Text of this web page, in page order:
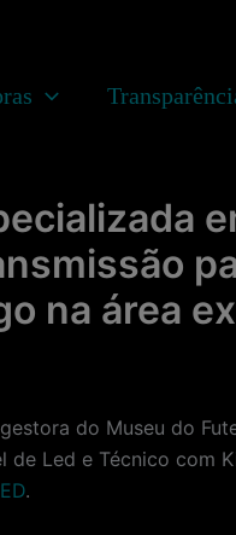
na área
gestora do Museu do
Led e Técnico
.